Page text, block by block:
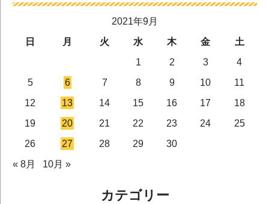
2021年9月
日
月 火 水 木 金
土
1
2 3
4
5
6 7 8 9 10
11
12
13 14 15 16 17
18
19
20 21 22 23 24
25
26
27 28 29
30
« 8月
10月 »
カテゴリー